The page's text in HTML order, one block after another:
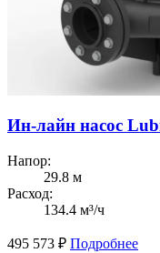
Ин-лайн насос
Напор:
29.8 м
Расход:
134.4 м³/ч
495 573 ₽ Подробнее